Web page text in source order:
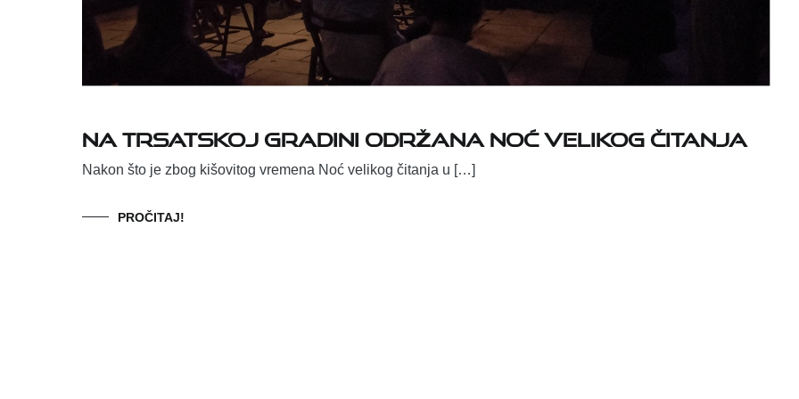
Na Trsatskoj gradini održana Noć velikog čitanja
Nakon što je zbog kišovitog vremena Noć velikog čitanja u […]
PROČITAJ!